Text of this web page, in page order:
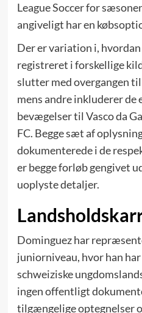
League Soccer for
angiveligt har en
Der er variation i,
registreret i forskellige
slutter med overgangen
mens andre inkluderer de
bevægelser til Vasco da
FC. Begge sæt af
dokumenterede i de
er begge forløb gengivet
uoplyste detaljer.
Dominguez har
juniorniveau, hvor han
schweiziske
ingen offentligt
tilgængelige optegnelser